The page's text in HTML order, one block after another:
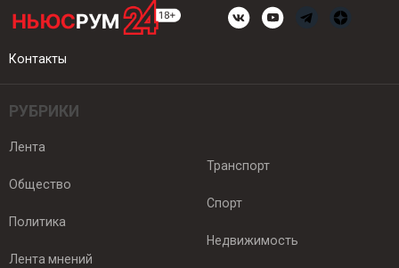
Контакты
РУБРИКИ
Лента
Общество
Политика
Лента мнений
Транспорт
Спорт
Недвижимость